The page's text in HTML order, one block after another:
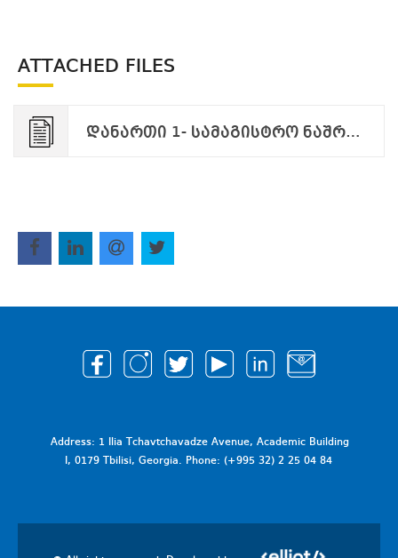
ATTACHED FILES
დანართი 1- სამაგისტრო ნაშრომების დაცვის ვადების განსაზღვრა 2022შემოდგომა.pdf
Address: 1 Ilia Tchavtchavadze Avenue, Academic Building
I, 0179 Tbilisi, Georgia. Phone: (+995 32) 2 25 04 84